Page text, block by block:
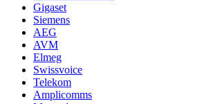
Gigaset
Siemens
AEG
AVM
Elmeg
Swissvoice
Telekom
Amplicomms